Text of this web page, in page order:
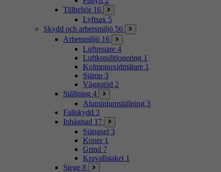
Tillbehör 16
Lyftsax 5
Skydd och arbetsmiljö 56
Arbetsmiljö 16
Luftrenare 4
Luftkonditionering 1
Kolmonoxidmätare 1
Stämp 3
Väggstöd 2
Ställning 4
Aluminiumställning 3
Fallskydd 3
Inhägnad 17
Stängsel 3
Koner 1
Grind 7
Kravallstaket 1
Stege 8